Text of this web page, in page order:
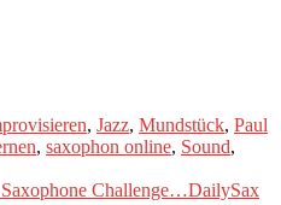
, Jazz, Mundstück, Paul
, saxophon online, Sound,
Challenge…DailySax